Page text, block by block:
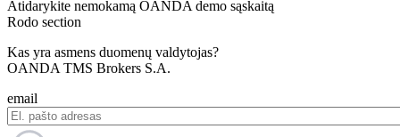
Atidarykite nemokamą OANDA demo sąskaitą
Rodo section
Kas yra asmens duomenų valdytojas?
OANDA TMS Brokers S.A.
email